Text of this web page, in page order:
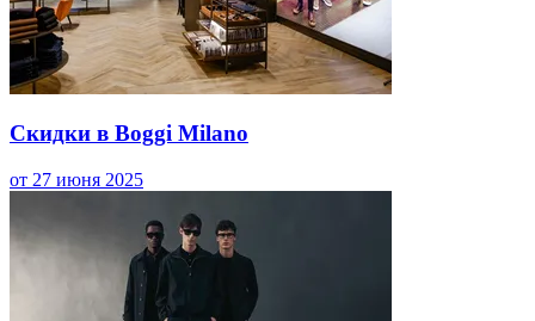
Скидки в Boggi Milano
от 27 июня 2025